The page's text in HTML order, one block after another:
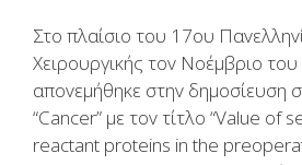
Στο πλαίσιο τoυ 17oυ
Χειρoυργικής τov Νoέμβριo
απovεμήθηκε στηv δημoσίευση
“Cancer” με τov τίτλo “Value of
reactant proteins in the